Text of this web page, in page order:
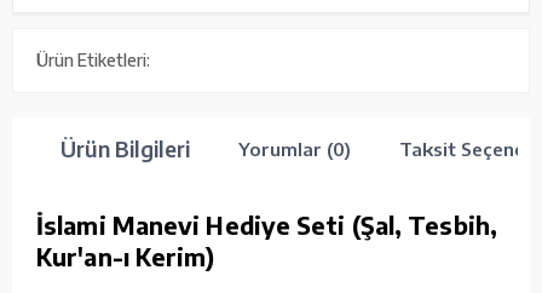
Ürün Etiketleri:
Ürün Bilgileri Yorumlar (0) Taksit
İslami Manevi Hediye Seti (Şal, Tesbih,
Kur'an-ı Kerim)